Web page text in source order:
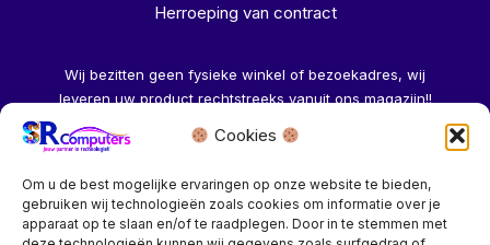
Cookies
Om u de best mogelijke ervaringen op onze website te bieden,
gebruiken wij technologieën zoals cookies om informatie over je
apparaat op te slaan en/of te raadplegen. Door in te stemmen met
Herroeping van contract
Wij bezitten geen fysieke winkel of bezoekadres, wij
leveren uw product rechtstreeks vanuit ons magazijn!!
Herroeping aanvragen →